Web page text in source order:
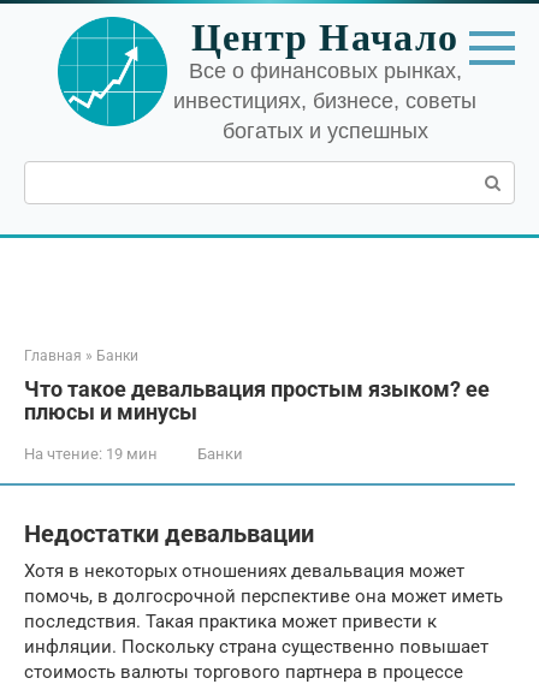
Перейти
контенту
Центр Начало
Все о финансовых рынках,
инвестициях, бизнесе, советы
богатых и успешных
Поиск:
Главная » Банки
Что такое девальвация простым языком? ее
плюсы и минусы
На чтение: 19 мин Банки
Недостатки девальвации
Хотя в некоторых отношениях девальвация может
помочь, в долгосрочной перспективе она может иметь
последствия. Такая практика может привести к
инфляции. Поскольку страна существенно повышает
стоимость валюты торгового партнера в процессе